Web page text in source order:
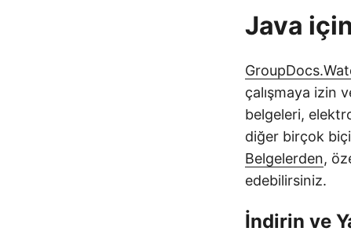
Java
çalışmaya izin
belgeleri,
diğer birçok
Belgelerden,
edebilirsiniz.
İndirin ve